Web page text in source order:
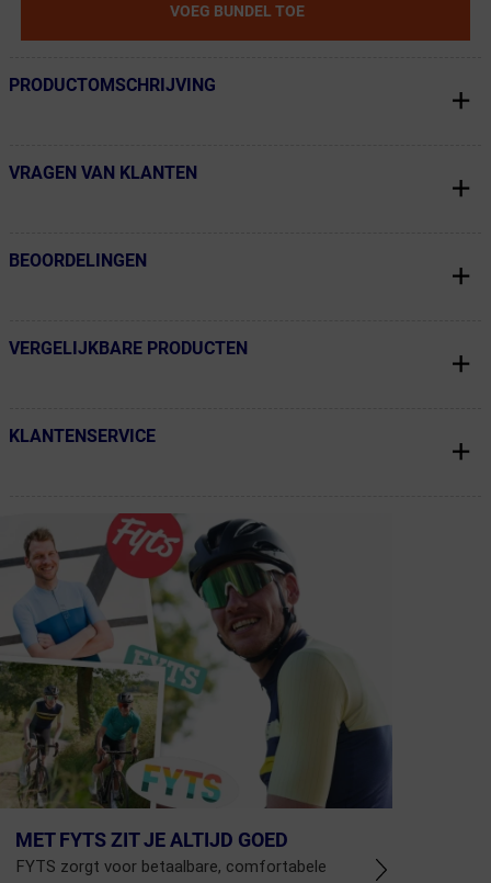
VOEG BUNDEL TOE
← Terug naar productnavigatie
PRODUCTOMSCHRIJVING
← Terug naar productnavigatie
VRAGEN VAN KLANTEN
← Terug naar productnavigatie
BEOORDELINGEN
← Terug naar productnavigatie
VERGELIJKBARE PRODUCTEN
← Terug naar productnavigatie
KLANTENSERVICE
MET FYTS ZIT JE ALTIJD GOED
FYTS zorgt voor betaalbare, comfortabele